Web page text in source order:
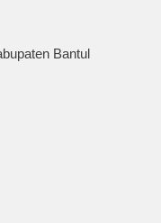
Bantul